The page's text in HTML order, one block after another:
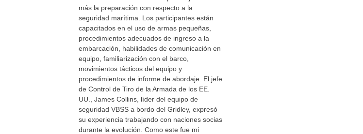
más la preparación con respecto a la
seguridad marítima. Los participantes están
capacitados en el uso de armas pequeñas,
procedimientos adecuados de ingreso a la
embarcación, habilidades de comunicación en
equipo, familiarización con el barco,
movimientos tácticos del equipo y
procedimientos de informe de abordaje. El jefe
de Control de Tiro de la Armada de los EE.
UU., James Collins, líder del equipo de
seguridad VBSS a bordo del Gridley, expresó
su experiencia trabajando con naciones socias
durante la evolución. Como este fue mi